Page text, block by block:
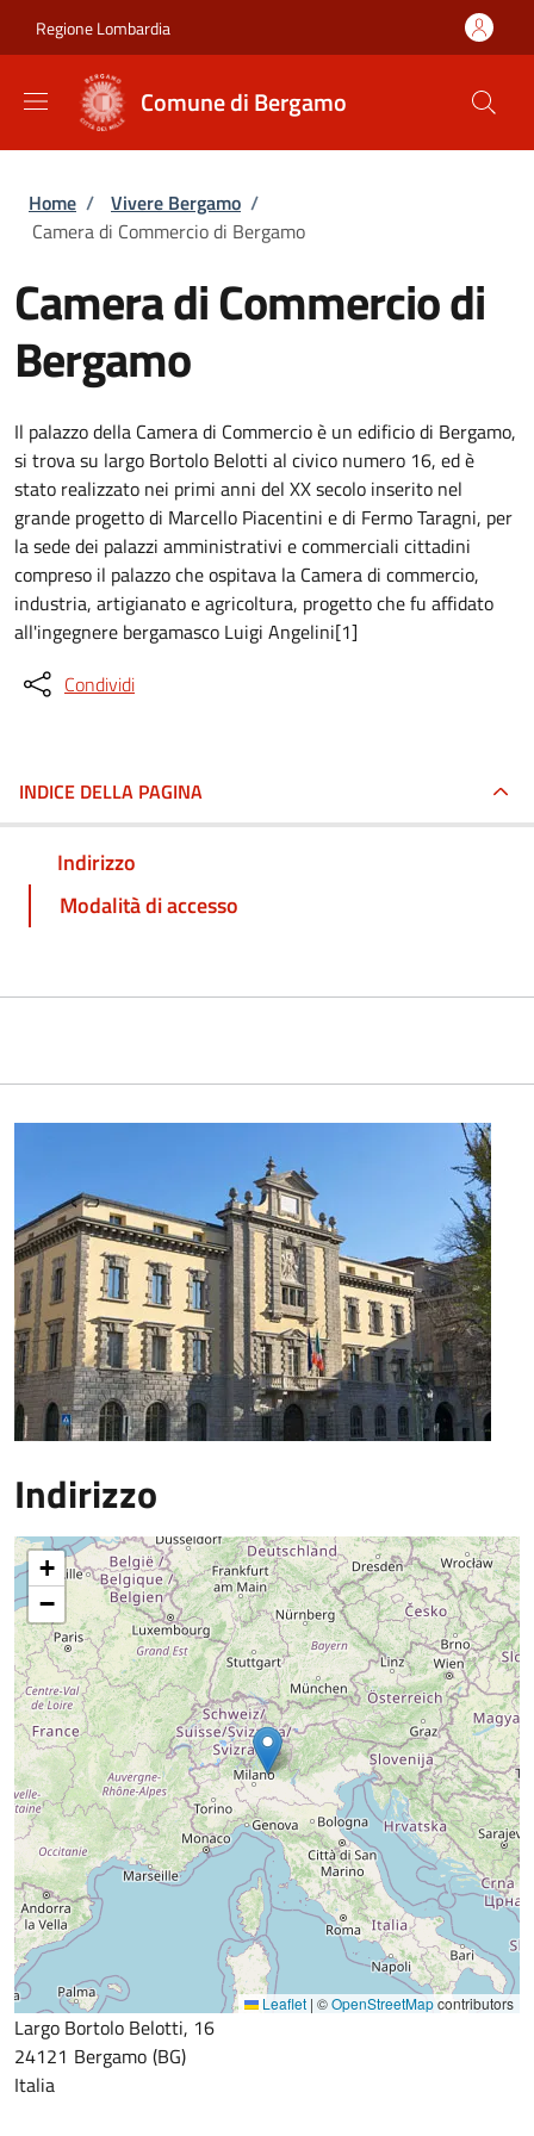
Regione Lombardia
Comune di Bergamo
Briciole di pane
Home / Vivere Bergamo /
Camera di Commercio di Bergamo
Camera di Commercio di
Bergamo
Il palazzo della Camera di Commercio è un edificio di Bergamo,
si trova su largo Bortolo Belotti al civico numero 16, ed è
stato realizzato nei primi anni del XX secolo inserito nel
grande progetto di Marcello Piacentini e di Fermo Taragni, per
la sede dei palazzi amministrativi e commerciali cittadini
compreso il palazzo che ospitava la Camera di commercio,
industria, artigianato e agricoltura, progetto che fu affidato
all'ingegnere bergamasco Luigi Angelini[1]
Condividi
INDICE DELLA PAGINA
Indirizzo
Modalità di accesso
Indirizzo
+
−
Leaflet | ©OpenStreetMapcontributors
Largo Bortolo Belotti, 16
24121 Bergamo BG
Italia